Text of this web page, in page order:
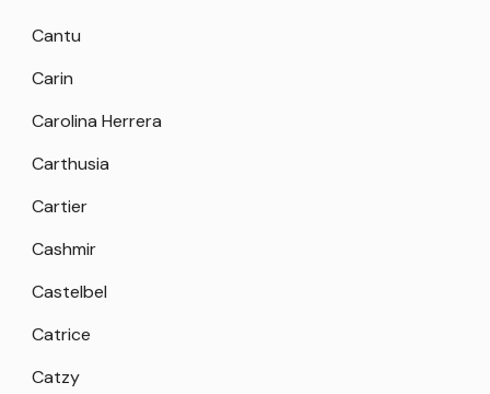
Cantu
Carin
Carolina Herrera
Carthusia
Cartier
Cashmir
Castelbel
Catrice
Catzy